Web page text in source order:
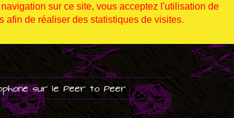
sur le Peer to Peer
sur ce site, vous acceptez l'utilisation de
afin de réaliser des statistiques de visites.